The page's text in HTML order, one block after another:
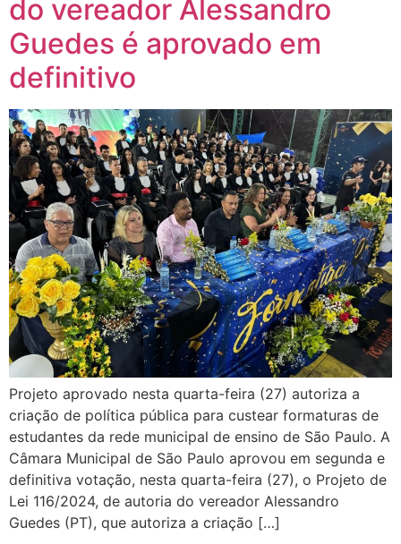
do vereador Alessandro
Guedes é aprovado em
definitivo
Projeto aprovado nesta quarta-feira (27) autoriza a
criação de política pública para custear formaturas de
estudantes da rede municipal de ensino de São Paulo. A
Câmara Municipal de São Paulo aprovou em segunda e
definitiva votação, nesta quarta-feira (27), o Projeto de
Lei 116/2024, de autoria do vereador Alessandro
Guedes (PT), que autoriza a criação […]